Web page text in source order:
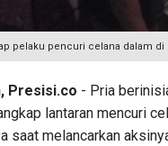
pelaku pencuri celana dalam di
Presisi.co - Pria
lantaran mencuri
saat melancarkan